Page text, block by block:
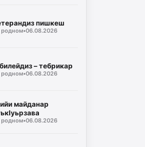
пишкеш
родном•06.08.2026
– тебрикар
родном•06.08.2026
майданар
родном•06.08.2026